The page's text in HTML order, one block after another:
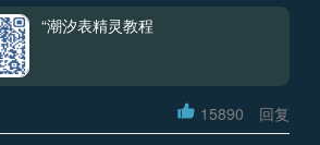
“潮汐表精灵教程
15890 回复